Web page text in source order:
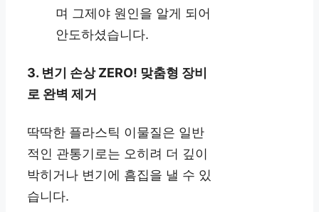
며 그제야 원인을 알게 되어
안도하셨습니다.
3. 변기 손상 ZERO! 맞춤형 장비
로 완벽 제거
딱딱한 플라스틱 이물질은 일반
적인 관통기로는 오히려 더 깊이
박히거나 변기에 흠집을 낼 수 있
습니다.